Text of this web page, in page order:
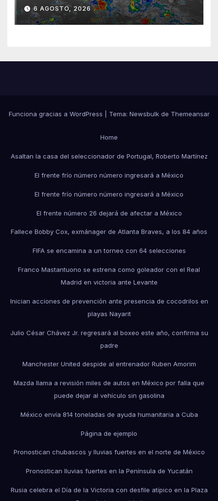
sureste mexicano
6 AGOSTO, 2026
Funciona gracias a WordPress Tema: Newsbulkde Themeansar
Home
Asaltan la casa del seleccionador de Portugal, Roberto Martínez
El frente frío número número ingresará a México
El frente frío número número ingresará a México
El frente número 26 dejará de afectar a México
Fallece Bobby Cox, exmánager de Atlanta Braves, a los 84 años
FIFA se encamina a un torneo con 64 selecciones
Franco Mastantuono se estrena como goleador con el Real
Madrid en victoria ante Levante
Inician acciones de prevención ante presencia de cocodrilos en
playas Nayarit
Julio César Chávez Jr. regresará al boxeo este año, confirma su
padre
Manchester United despide al entrenador Ruben Amorim
Mazda llama a revisión miles de autos en México por falla que
puede dejar al vehículo sin gasolina
México envía 814 toneladas de ayuda humanitaria a Cuba
Página de ejemplo
Pronostican chubascos y lluvias fuertes en el norte de México
Pronostican lluvias fuertes en la Península de Yucatán
Rusia celebra el Día de la Victoria con desfile atípico en la Plaza